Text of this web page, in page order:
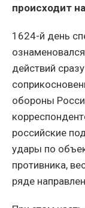
происходит
1624-й день
действий
обороны
российские
удары по
противника,
ряде